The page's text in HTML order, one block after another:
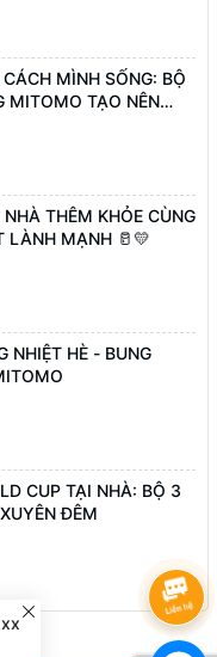
MÌNH SỐNG: BỘ
MITOMO TẠO NÊN
THÊM KHỎE CÙNG
LÀNH MẠNH 🥛💛
NHIỆT HÈ - BUNG
CUP TẠI NHÀ: BỘ 3
ĐÊM